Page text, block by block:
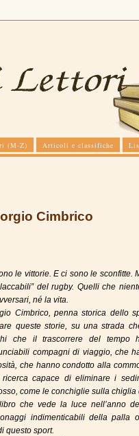
(M-Z) Articoli e classifiche
Cimbrico
le vittorie. E ci sono le sconfitte.
del rugby. Quelli che
né la vita.
Cimbrico, penna storica dello
queste storie, su una strada
che il trascorrere del tempo
compagni di viaggio, che
che hanno condotto alla
ricerca capace di eliminare i
come le conchiglie sulla chiglia
che vede la luce nell’anno
indimenticabili della palla
questo sport.